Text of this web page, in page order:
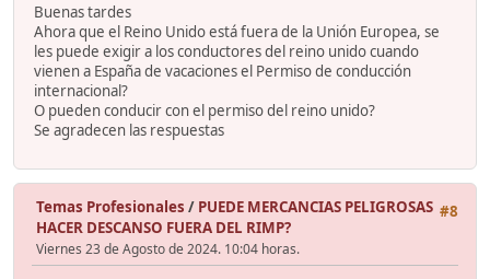
Buenas tardes
Ahora que el Reino Unido está fuera de la Unión Europea, se
les puede exigir a los conductores del reino unido cuando
vienen a España de vacaciones el Permiso de conducción
internacional?
O pueden conducir con el permiso del reino unido?
Se agradecen las respuestas
#8
Temas Profesionales / PUEDE MERCANCIAS PELIGROSAS
HACER DESCANSO FUERA DEL RIMP?
Viernes 23 de Agosto de 2024. 10:04 horas.